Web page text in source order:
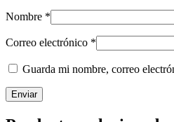
Nombre *
Correo electrónico *
Guarda mi nombre, correo